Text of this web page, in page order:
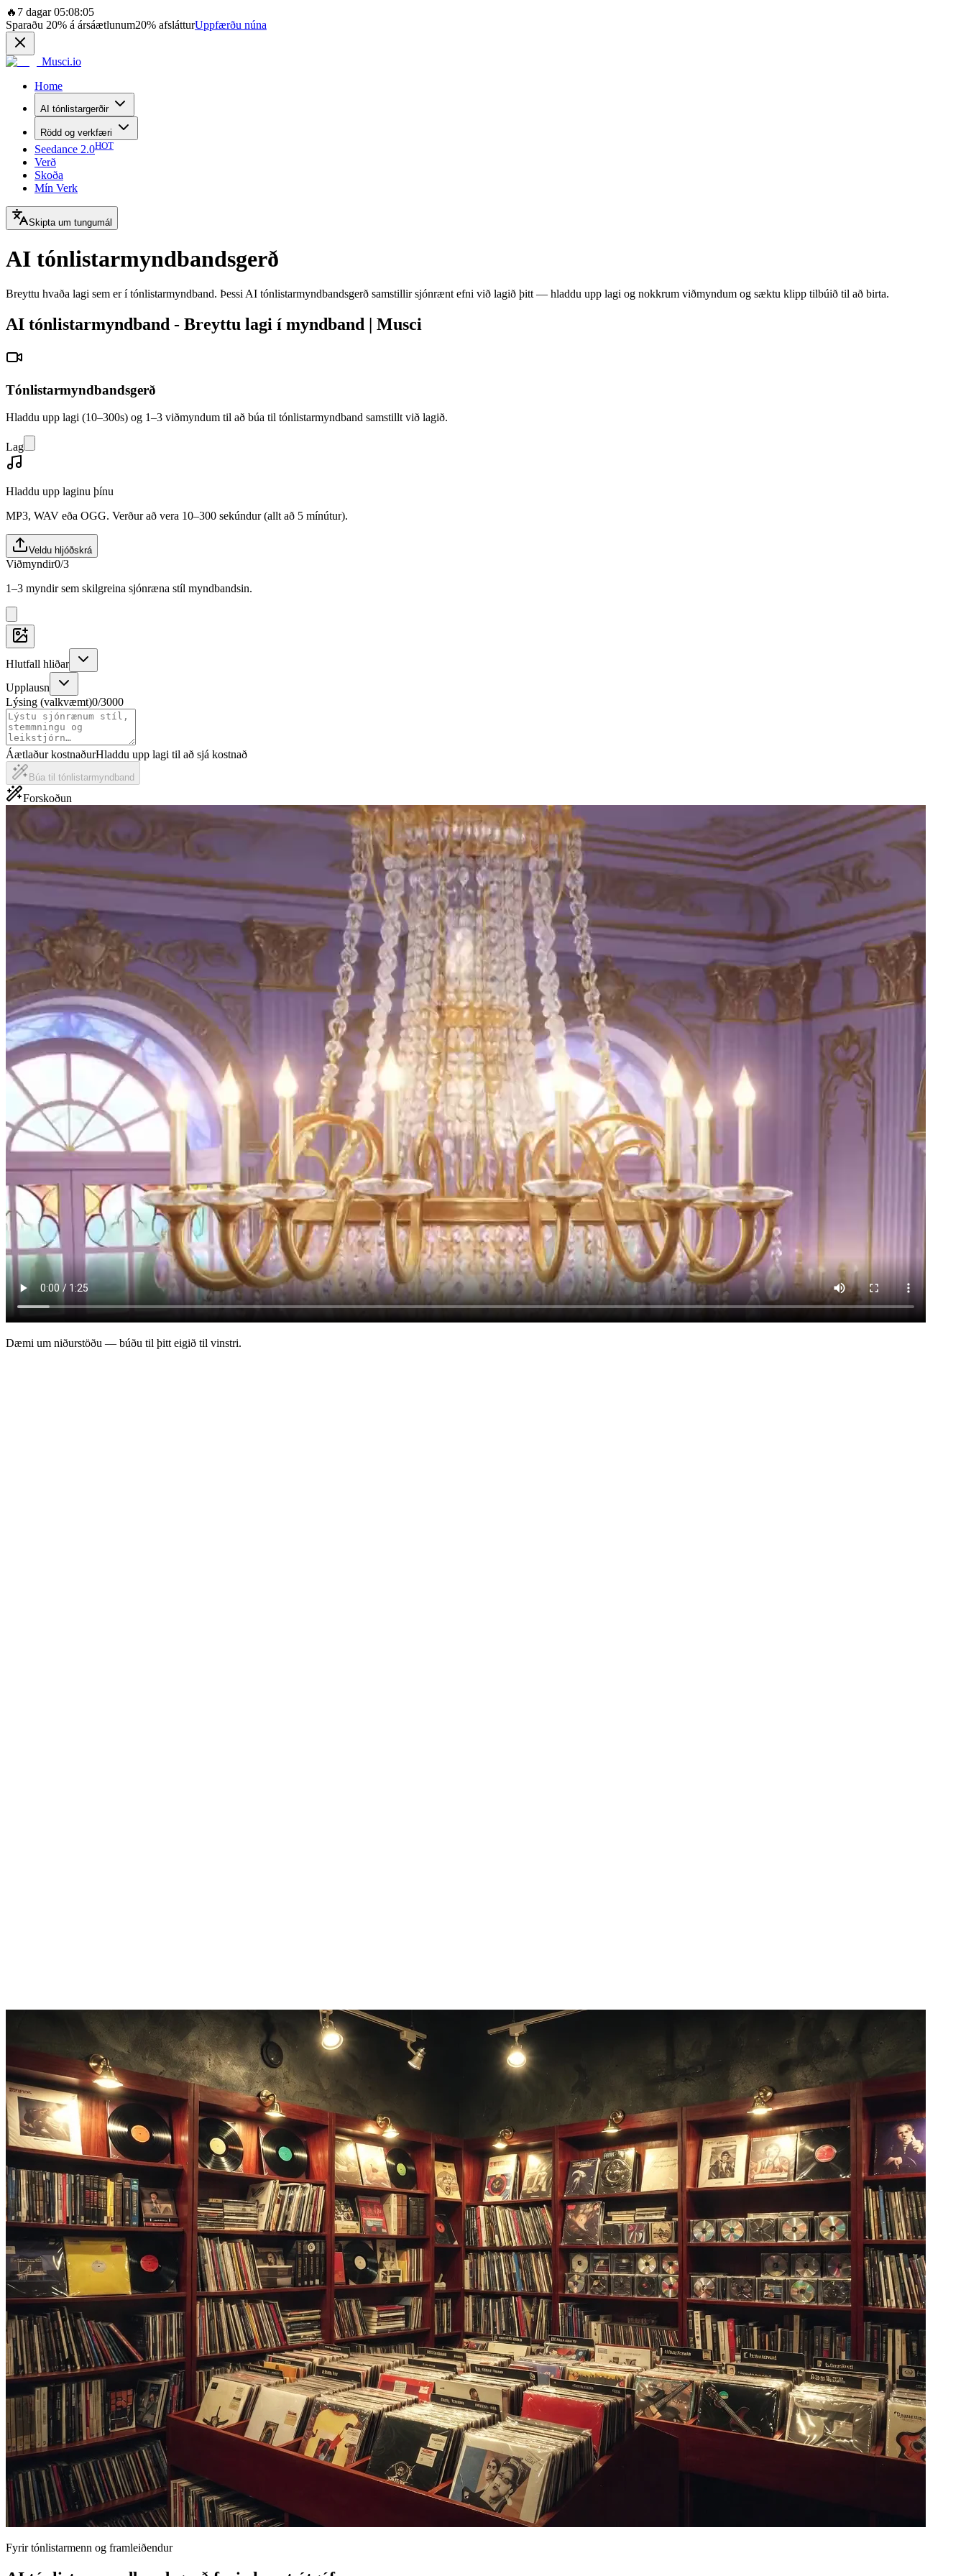
🔥 7 dagar 05:08:05
Sparaðu 20% á ársáætlunum20% afslátturUppfærðu núna
Musci.io
Home
AI tónlistargerðir
Rödd og verkfæri
Seedance 2.0HOT
Verð
Skoða
Mín Verk
Skipta um tungumál
AI tónlistarmyndbandsgerð
Breyttu hvaða lagi sem er í tónlistarmyndband. Þessi AI tónlistarmyndbandsgerð samstillir sjónrænt efni við lagið þitt — hladdu upp lagi og nokkrum viðmyndum og sæktu klipp tilbúið til að birta.
AI tónlistarmyndband - Breyttu lagi í myndband | Musci
Tónlistarmyndbandsgerð
Hladdu upp lagi (10–300s) og 1–3 viðmyndum til að búa til tónlistarmyndband samstillt við lagið.
Lag
Hladdu upp laginu þínu
MP3, WAV eða OGG. Verður að vera 10–300 sekúndur (allt að 5 mínútur).
Veldu hljóðskrá
Viðmyndir0/3
1–3 myndir sem skilgreina sjónræna stíl myndbandsin.
Hlutfall hliðar
Upplausn
Lýsing (valkvæmt)0/3000
Áætlaður kostnaðurHladdu upp lagi til að sjá kostnað
Búa til tónlistarmyndband
Forskoðun
Dæmi um niðurstöðu — búðu til þitt eigið til vinstri.
Fyrir tónlistarmenn og framleiðendur